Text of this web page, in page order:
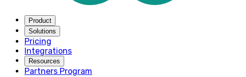
Product
Solutions
Pricing
Integrations
Resources
Partners Program